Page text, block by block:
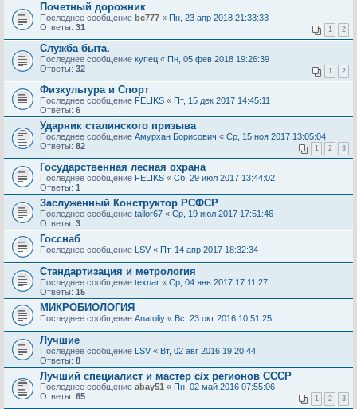
Почетный дорожник
Последнее сообщение bc777 « Пн, 23 апр 2018 21:33:33
Ответы: 31 1 2
Служба быта.
Последнее сообщение купец « Пн, 05 фев 2018 19:26:39
Ответы: 32 1 2
Физкультура и Спорт
Последнее сообщение FELIKS « Пт, 15 дек 2017 14:45:11
Ответы: 6
Ударник сталинского призыва
Последнее сообщение Амурхан Борисович « Ср, 15 ноя 2017 13:05:04
Ответы: 82 1 2 3
Государственная лесная охрана
Последнее сообщение FELIKS « Сб, 29 июл 2017 13:44:02
Ответы: 1
Заслуженный Конструктор РСФСР
Последнее сообщение tailor67 « Ср, 19 июл 2017 17:51:46
Ответы: 3
Госснаб
Последнее сообщение LSV « Пт, 14 апр 2017 18:32:34
Стандартизация и метрология
Последнее сообщение texnar « Ср, 04 янв 2017 17:11:27
Ответы: 15
МИКРОБИОЛОГИЯ
Последнее сообщение Anatoliy « Вс, 23 окт 2016 10:51:25
Лучшие
Последнее сообщение LSV « Вт, 02 авг 2016 19:20:44
Ответы: 8
Лучший специалист и мастер с/х регионов СССР
Последнее сообщение abay51 « Пн, 02 май 2016 07:55:06
Ответы: 65 1 2 3